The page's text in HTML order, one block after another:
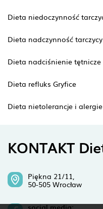
Dieta niedoczynność
Dieta nadczynność
Dieta nadciśnienie tętnicze
Dieta refluks Gryfice
Dieta nietolerancje i
KONTAKT
Piękna 21/11,
50-505 Wrocław